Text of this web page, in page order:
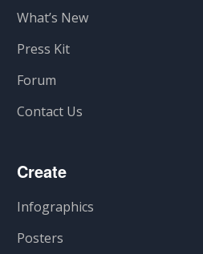
What’s New
Press Kit
Forum
Contact Us
Create
Infographics
Posters